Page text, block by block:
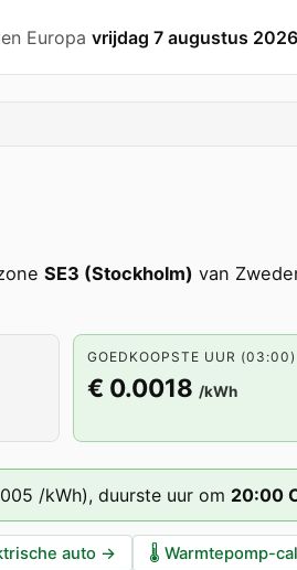
Europa vrijdag 7 augustus 2026
SE3 (Stockholm) van
GOEDKOOPSTE UUR (03:00)
€ 0.0018 /kWh
/kWh), duurste uur om 20:00
auto → 🌡️ Warmtepomp-